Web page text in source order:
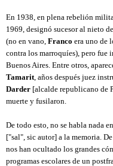
En 1938, en plena rebelión
1969, designó sucesor al nieto
(no en vano, Franco era uno de
contra los marroquíes), pero
Buenos Aires. Entre otros,
Tamarit , años después juez
Darder [alcalde republicano de
muerte y fusilaron.
De todo esto, no se habla nada
["sal", sic autor] a la memoria.
nos han ocultado los grandes
programas escolares de un